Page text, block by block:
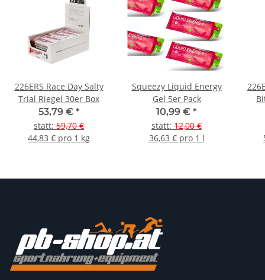
226ERS Race Day Salty
Trial Riegel 30er Box
53,79 € *
statt: 59,70 €
44,83 € pro 1 kg
Squeezy Liquid Energy
Gel 5er Pack
10,99 € *
statt: 12,00 €
36,63 € pro 1 l